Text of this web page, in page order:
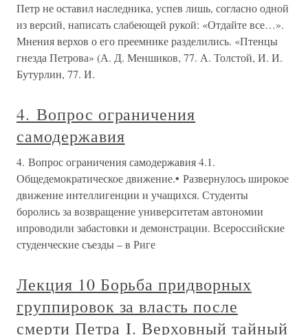
Петр не оставил наследника, успев лишь, согласно одной
из версий, написать слабеющей рукой: «Отдайте все…».
Мнения верхов о его преемнике разделились. «Птенцы
гнезда Петрова» (А. Д. Меншиков, 77. А. Толстой, И. И.
Бутурлин, 77. И.
4. Вопрос ограничения
самодержавия
4. Вопрос ограничения самодержавия 4.1.
Общедемократическое движение.• Развернулось широкое
движение интеллигенции и учащихся. Студенты
боролись за возвращение университетам автономии
ипроводили забастовки и демонстрации. Всероссийские
студенческие съезды – в Риге
Лекция 10 Борьба придворных
группировок за власть после
смерти Петра I. Верховный тайный